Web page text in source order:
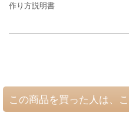
作り方説明書
この商品を買った人は、